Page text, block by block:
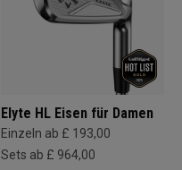
Elyte HL Eisen für Damen
Einzeln ab £ 193,00
Sets ab £ 964,00